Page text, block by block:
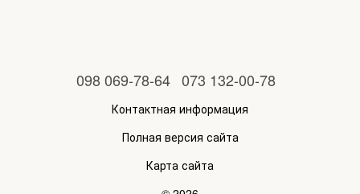
098 069-78-64 073 132-00-78
Контактная информация
Полная версия сайта
Карта сайта